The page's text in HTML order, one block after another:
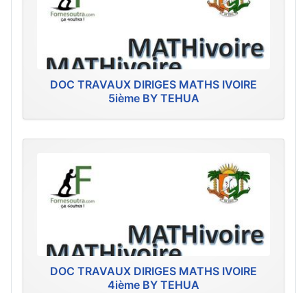
DOC TRAVAUX DIRIGES MATHS IVOIRE
5ième BY TEHUA
DOC TRAVAUX DIRIGES MATHS IVOIRE
4ième BY TEHUA